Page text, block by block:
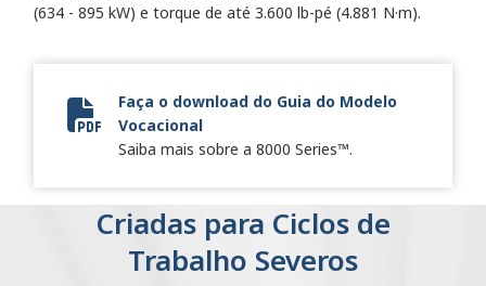
(634 - 895 kW) e torque de até 3.600 lb-pé (4.881 N·m).
Vocational Model Guide Digital
Faça o download do Guia do Modelo
Vocacional
Saiba mais sobre a 8000 Series™.
Criadas para Ciclos de
Trabalho Severos